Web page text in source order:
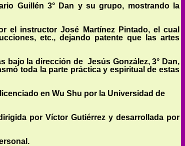
Guillén 3° Dan y sugrupo, mostrando la
el instructor José Martínez Pintado, el cual
etc., dejando patente que las artes
bajo la dirección de Jesús González, 3° Dan,
toda la parte práctica y espiritual de estas
en Wu Shu por la Universidad de
por Víctor Gutiérrez y desarrollada por